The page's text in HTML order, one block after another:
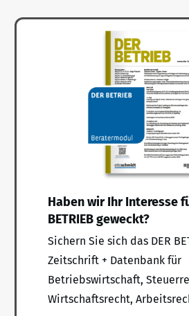
Haben wir Ihr Interesse
BETRIEB geweckt?
Sichern Sie sich das DER
Zeitschrift + Datenbank für
Betriebswirtschaft,
Wirtschaftsrecht,